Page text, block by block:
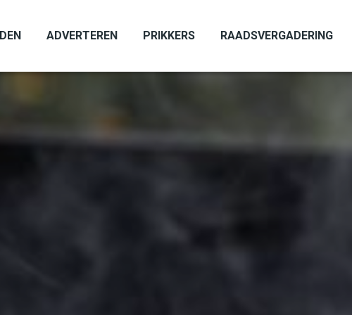
ADVERTEREN PRIKKERS RAADSVERGADERING